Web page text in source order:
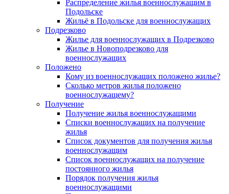
Распределение жилья военнослужащим в
Подольске
Жильё в Подольске для военнослужащих
Подрезково
Жилье для военнослужащих в Подрезково
Жилье в Новоподрезково для
военнослужащих
Положено
Кому из военнослужащих положено жилье?
Сколько метров жилья положено
военнослужащему?
Получение
Получение жилья военнослужащими
Списки военнослужащих на получение
жилья
Список документов для получения жилья
военнослужащим
Список военнослужащих на получение
постоянного жилья
Порядок получения жилья
военнослужащими